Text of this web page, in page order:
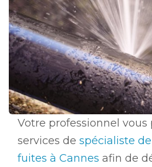
Votre professionnel vous
services de spécialiste
fuites à Cannes afin de